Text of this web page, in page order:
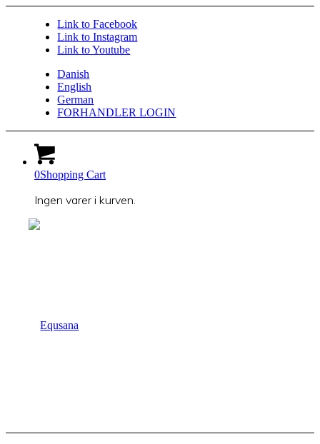
Link to Facebook
Link to Instagram
Link to Youtube
Danish
English
German
FORHANDLER LOGIN
0Shopping Cart
Ingen varer i kurven.